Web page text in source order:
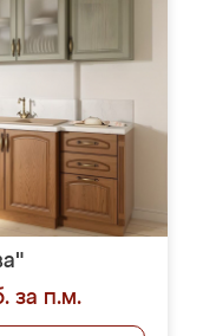
за п.м.